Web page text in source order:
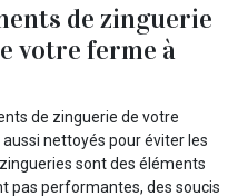
de zinguerie
votre ferme à
de zinguerie de votre
nettoyés pour éviter les
sont des éléments
pas performantes, des soucis